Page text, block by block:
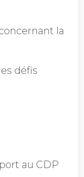
la
défis
au CDP